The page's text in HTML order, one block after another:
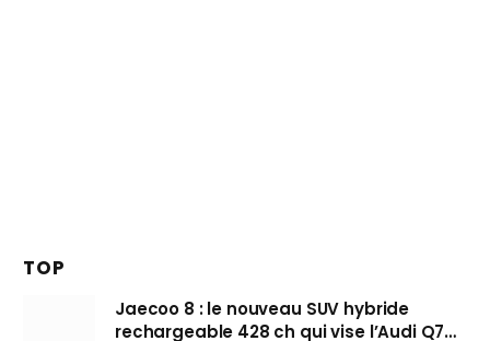
TOP
Jaecoo 8 : le nouveau SUV hybride
rechargeable 428 ch qui vise l’Audi Q7